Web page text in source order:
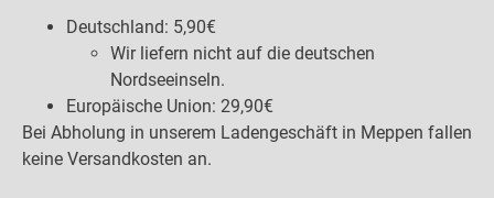
Deutschland: 5,90€
Wir liefern nicht auf die deutschen
Nordseeinseln.
Europäische Union: 29,90€
Bei Abholung in unserem Ladengeschäft in Meppen fallen
keine Versandkosten an.